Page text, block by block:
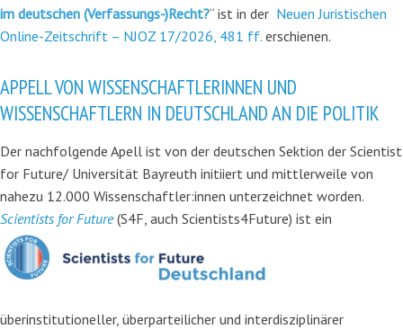
im deutschen (Verfassungs-)Recht?“ ist in der Neuen Juristischen
Online-Zeitschrift – NJOZ 17/2026, 481 ff. erschienen.
APPELL VON WISSENSCHAFTLERINNEN UND
WISSENSCHAFTLERN IN DEUTSCHLAND AN DIE POLITIK
Der nachfolgende Apell ist von der deutschen Sektion der Scientist
for Future/ Universität Bayreuth initiiert und mittlerweile von
nahezu 12.000 Wissenschaftler:innen unterzeichnet worden.
Scientists for Future(S4F, auch Scientists4Future) ist ein
überinstitutioneller, überparteilicher und interdisziplinärer